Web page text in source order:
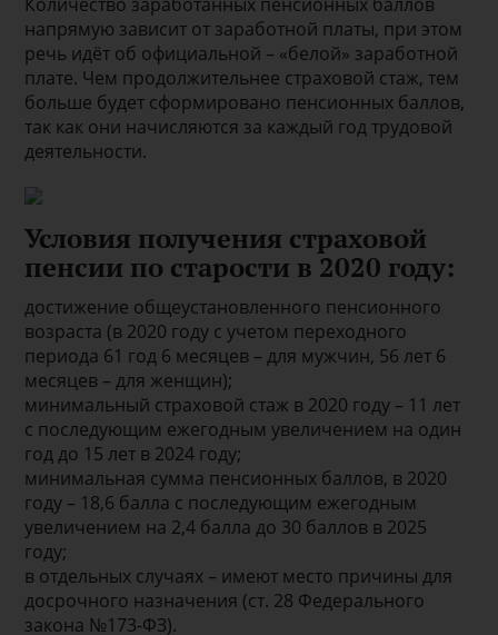
напрямую зависит от заработной платы, при этом
речь идёт об официальной – «белой» заработной
плате. Чем продолжительнее страховой стаж, тем
больше будет сформировано пенсионных баллов,
так как они начисляются за каждый год трудовой
деятельности.
Условия получения страховой
пенсии по старости в 2020 году:
достижение общеустановленного пенсионного
возраста (в 2020 году с учетом переходного
периода 61 год 6 месяцев – для мужчин, 56 лет 6
месяцев – для женщин);
минимальный страховой стаж в 2020 году – 11 лет
с последующим ежегодным увеличением на один
год до 15 лет в 2024 году;
минимальная сумма пенсионных баллов, в 2020
году – 18,6 балла с последующим ежегодным
увеличением на 2,4 балла до 30 баллов в 2025
году;
в отдельных случаях – имеют место причины для
досрочного назначения (ст. 28 Федерального
закона №173-ФЗ).